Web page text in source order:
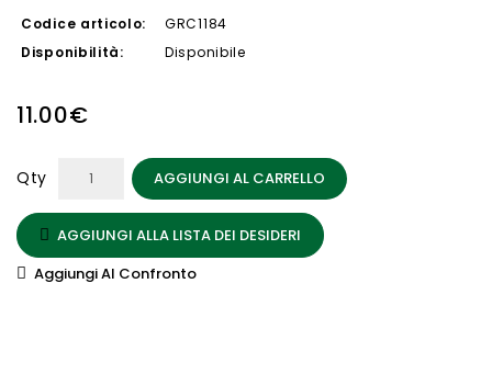
Codice articolo:
GRC1184
Disponibilità:
Disponibile
11.00€
Qty AGGIUNGI AL CARRELLO
AGGIUNGI ALLA LISTA DEI DESIDERI
Aggiungi Al Confronto